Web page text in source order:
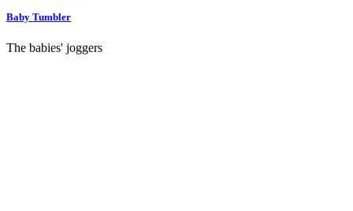
Baby Tumbler
The babies' joggers